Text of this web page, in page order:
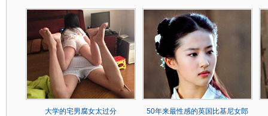
大学的宅男腐女太过分 50年来最性感的英国比基尼女郎